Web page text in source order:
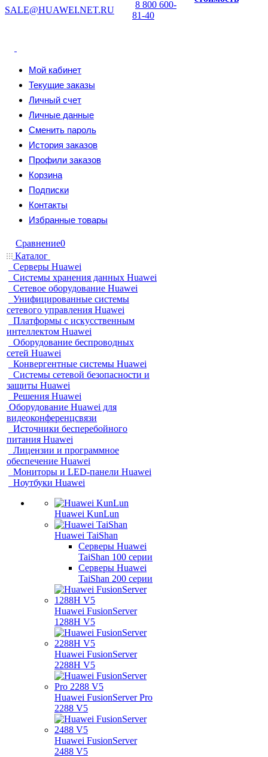
SALE@HUAWEI.NET.RU
8 800 600-
81-40
Мой кабинет
Текущие заказы
Личный счет
Личные данные
Сменить пароль
История заказов
Профили заказов
Корзина
Подписки
Контакты
Избранные товары
Сравнение0
Каталог
Серверы Huawei
Системы хранения данных Huawei
Сетевое оборудование Huawei
Унифицированные системы
сетевого управления Huawei
Платформы с искусственным
интеллектом Huawei
Оборудование беспроводных
сетей Huawei
Конвергентные системы Huawei
Системы сетевой безопасности и
защиты Huawei
Решения Huawei
Оборудование Huawei для
видеоконференцсвязи
Источники бесперебойного
питания Huawei
Лицензии и программное
обеспечение Huawei
Мониторы и LED-панели Huawei
Ноутбуки Huawei
Huawei KunLun
Huawei TaiShan
Серверы Huawei
TaiShan 100 серии
Серверы Huawei
TaiShan 200 серии
Huawei FusionServer
1288H V5
Huawei FusionServer
2288H V5
Huawei FusionServer Pro
2288 V5
Huawei FusionServer
2488 V5